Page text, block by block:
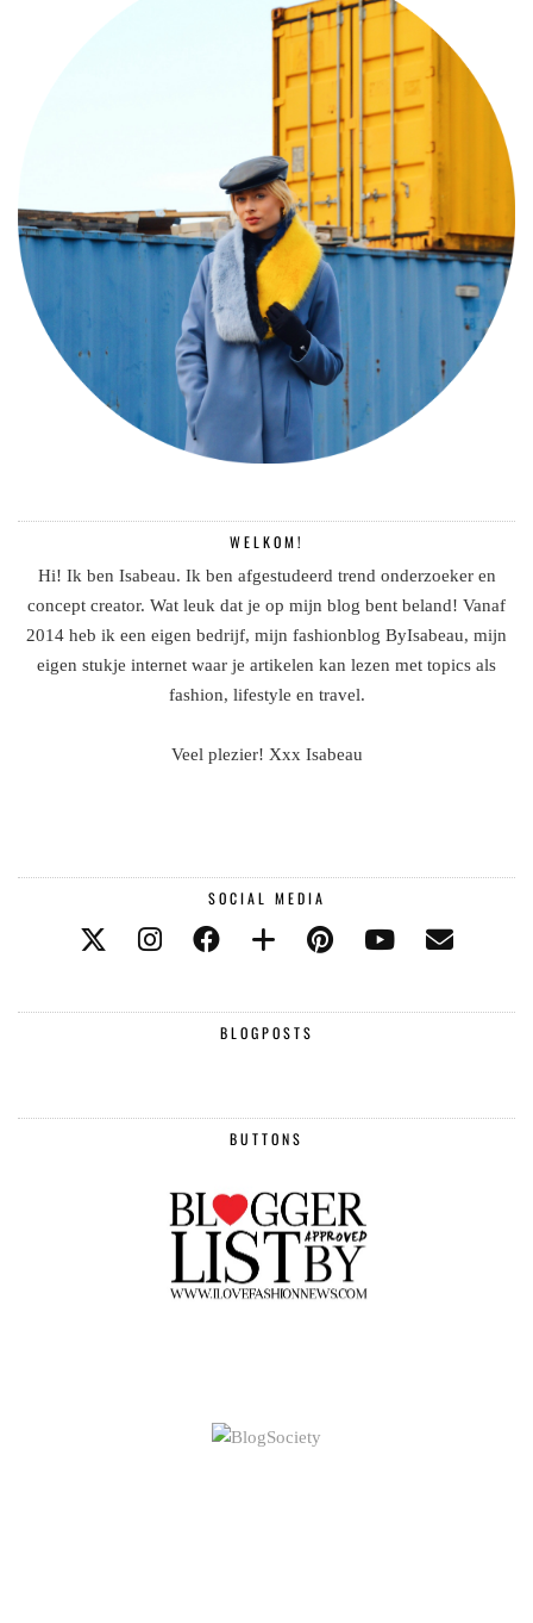
WELKOM!
Hi! Ik ben Isabeau. Ik ben afgestudeerd trend onderzoeker en
concept creator. Wat leuk dat je op mijn blog bent beland! Vanaf
2014 heb ik een eigen bedrijf, mijn fashionblog ByIsabeau, mijn
eigen stukje internet waar je artikelen kan lezen met topics als
fashion, lifestyle en travel.
Veel plezier! Xxx Isabeau
SOCIAL MEDIA
BLOGPOSTS
BUTTONS